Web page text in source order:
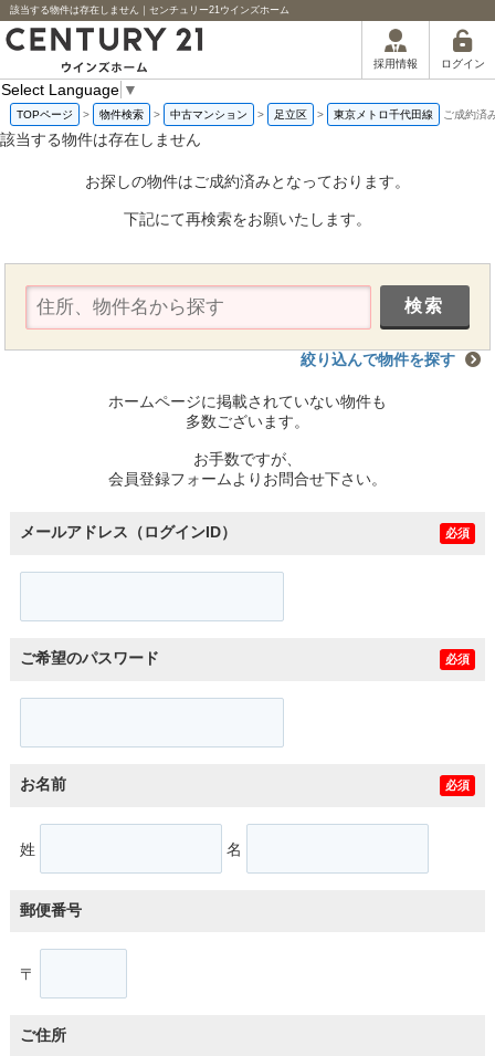
該当する物件は存在しません｜センチュリー21ウインズホーム
採用情報 ログイン
Select Language ▼
TOPページ > 物件検索 > 中古マンション > 足立区 > 東京メトロ千代田線 ご成約済
該当する物件は存在しません
お探しの物件はご成約済みとなっております。
下記にて再検索をお願いたします。
絞り込んで物件を探す
ホームページに掲載されていない物件も
多数ございます。
お手数ですが、
会員登録フォームよりお問合せ下さい。
メールアドレス（ログインID） 必須
ご希望のパスワード 必須
お名前 必須
姓 名
郵便番号
〒
ご住所